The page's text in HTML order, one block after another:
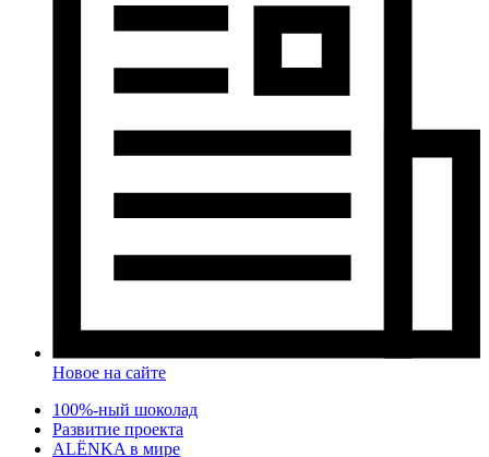
Новое на сайте
100%-ный шоколад
Развитие проекта
ALЁNKA в мире